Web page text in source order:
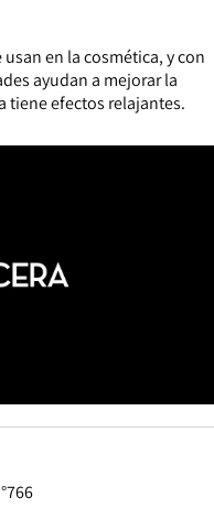
en la cosmética, y con
ayudan a mejorar la
tiene efectos relajantes.